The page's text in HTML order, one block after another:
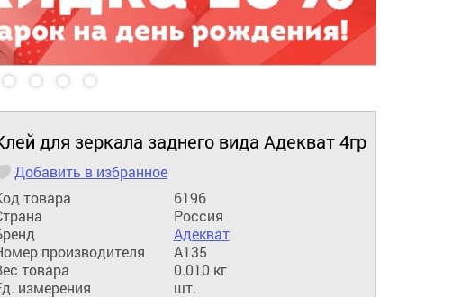
для зеркала заднего вида Адекват 4гр
Добавить в избранное
товара
6196
Россия
Адекват
производителя
А135
товара
0.010 кг
измерения
шт.